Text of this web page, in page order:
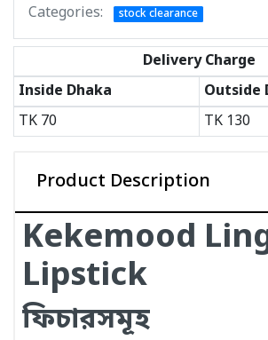
Categories: stock clearance
Delivery Charge
Inside Dhaka
Outside
TK 70 TK 130
Product Description
Kekemood
Lipstick
ফিচারসমূহ